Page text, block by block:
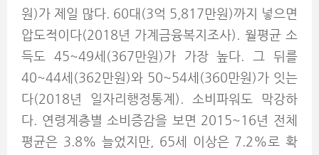
원)가 제일 많다. 60대(3억 5,817만원)까지 넣으면
압도적이다(2018년 가계금융복지조사). 월평균 소
득도 45~49세(367만원)가 가장 높다. 그 뒤를
40~44세(362만원)와 50~54세(360만원)가 잇는
다(2018년 일자리행정통계). 소비파워도 막강하
다. 연령계층별 소비증감을 보면 2015~16년 전체
평균은 3.8% 늘었지만, 65세 이상은 7.2%로 확